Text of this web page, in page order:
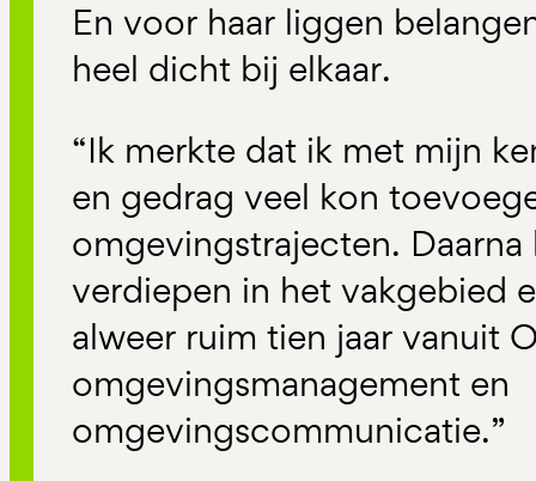
En voor haar liggen
heel dicht bij elkaar.
“Ik merkte dat ik met mijn
en gedrag veel kon
omgevingstrajecten.
verdiepen in het vakgebied
alweer ruim tien jaar vanuit
omgevingsmanagement en
omgevingscommunicatie.”